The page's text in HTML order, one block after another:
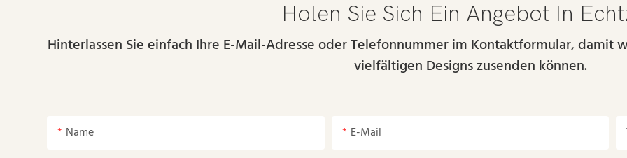
Holen Sie Sich Ein Angebot In
Hinterlassen Sie einfach Ihre E-Mail-Adresse oder Telefonnummer im Kontaktformular, damit
vielfältigen Designs zusenden können.
Name E-Mail